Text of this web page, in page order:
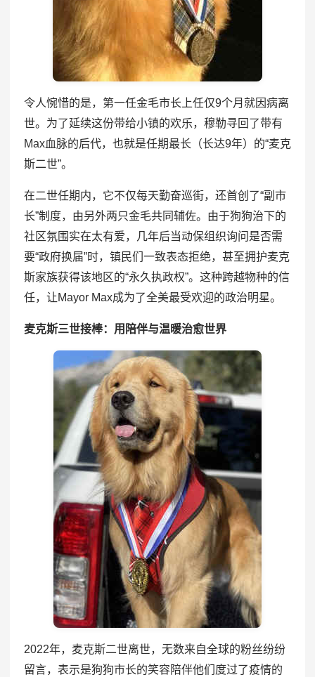
令人惋惜的是，第一任金毛市长上任仅9个月就因病离
世。为了延续这份带给小镇的欢乐，穆勒寻回了带有
Max血脉的后代，也就是任期最长（长达9年）的“麦克
斯二世”。
在二世任期内，它不仅每天勤奋巡街，还首创了“副市
长”制度，由另外两只金毛共同辅佐。由于狗狗治下的
社区氛围实在太有爱，几年后当动保组织询问是否需
要“政府换届”时，镇民们一致表态拒绝，甚至拥护麦克
斯家族获得该地区的“永久执政权”。这种跨越物种的信
任，让Mayor Max成为了全美最受欢迎的政治明星。
麦克斯三世接棒：用陪伴与温暖治愈世界
2022年，麦克斯二世离世，无数来自全球的粉丝纷纷
留言，表示是狗狗市长的笑容陪伴他们度过了疫情的